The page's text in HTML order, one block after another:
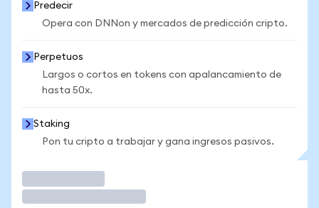
Predecir
Opera con DNNon y mercados de predicción cripto.
Perpetuos
Largos o cortos en tokens con apalancamiento de
hasta 50x.
Staking
Pon tu cripto a trabajar y gana ingresos pasivos.